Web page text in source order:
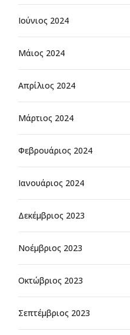
Ιούνιος 2024
Μάιος 2024
Απρίλιος 2024
Μάρτιος 2024
Φεβρουάριος 2024
Ιανουάριος 2024
Δεκέμβριος 2023
Νοέμβριος 2023
Οκτώβριος 2023
Σεπτέμβριος 2023